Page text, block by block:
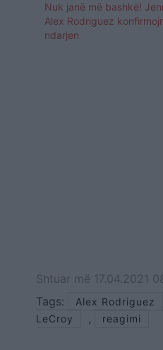
Nuk janë më bashkë!
Alex Rodriguez
ndarjen
Shtuar më 17.04.2021
Tags:
Alex Rodriguez
LeCroy
, reagimi